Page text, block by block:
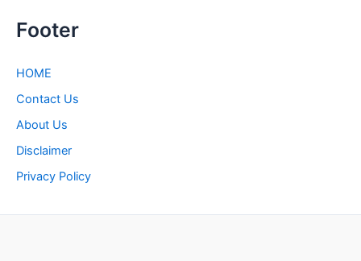
Footer
HOME
Contact Us
About Us
Disclaimer
Privacy Policy